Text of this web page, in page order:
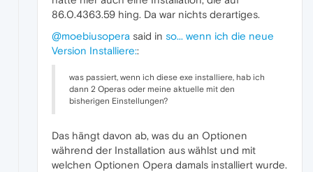
86.0.4363.59 hing. Da war nichts derartiges.
@moebiusopera said in so... wenn ich die neue
Version Installiere::
was passiert, wenn ich diese exe installiere, hab ich
dann 2 Operas oder meine aktuelle mit den
bisherigen Einstellungen?
Das hängt davon ab, was du an Optionen
während der Installation aus wählst und mit
welchen Optionen Opera damals installiert wurde.